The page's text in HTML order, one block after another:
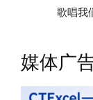
歌唱我
媒体广